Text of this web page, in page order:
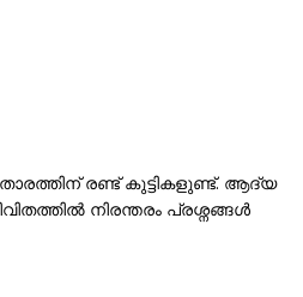
രണ്ട് കുട്ടികളുണ്ട്. ആദ്യ
നിരന്തരം പ്രശ്നങ്ങൾ